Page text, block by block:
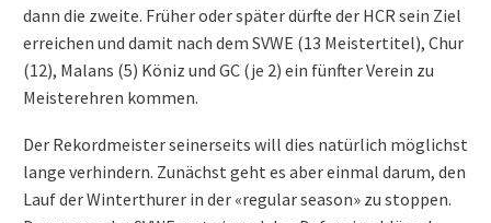
dann die zweite. Früher oder später dürfte der HCR sein Ziel
erreichen und damit nach dem SVWE (13 Meistertitel), Chur
(12), Malans (5) Köniz und GC (je 2) ein fünfter Verein zu
Meisterehren kommen.
Der Rekordmeister seinerseits will dies natürlich möglichst
lange verhindern. Zunächst geht es aber einmal darum, den
Lauf der Winterthurer in der «regular season» zu stoppen.